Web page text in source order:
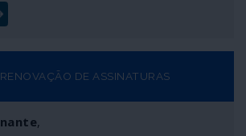
RENOVAÇÃO DE ASSINATURAS
,